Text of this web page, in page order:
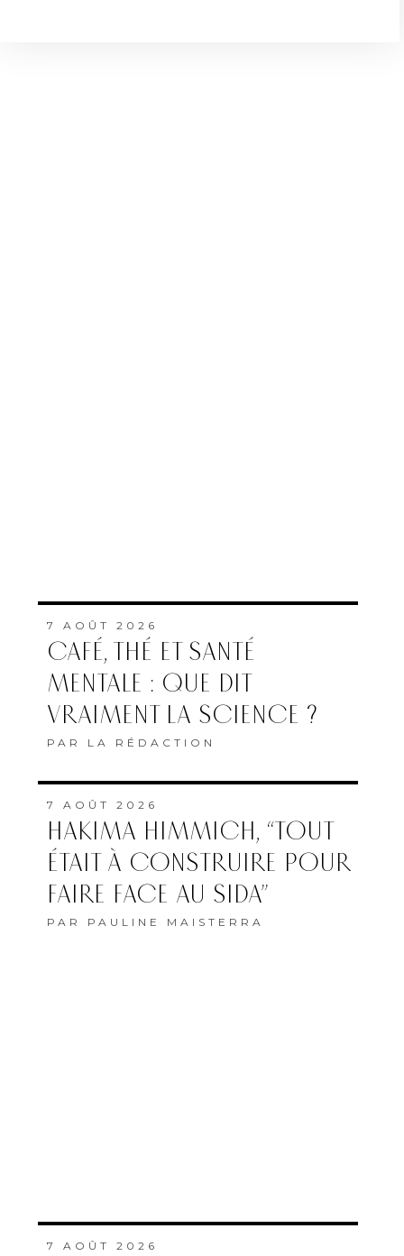
7 AOÛT 2026
CAFÉ, THÉ ET SANTÉ
MENTALE : QUE DIT
VRAIMENT LA SCIENCE ?
PAR LA RÉDACTION
7 AOÛT 2026
HAKIMA HIMMICH, “TOUT
ÉTAIT À CONSTRUIRE POUR
FAIRE FACE AU SIDA”
PAR PAULINE MAISTERRA
7 AOÛT 2026